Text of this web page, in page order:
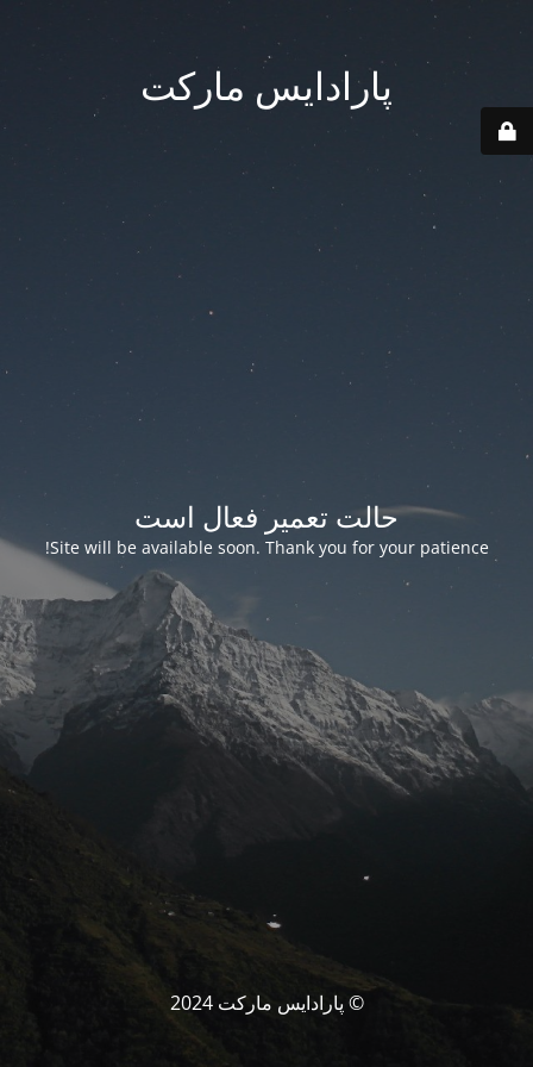
پارادایس مارکت
حالت تعمیر فعال است
Site will be available soon. Thank you for your patience!
© پارادایس مارکت 2024